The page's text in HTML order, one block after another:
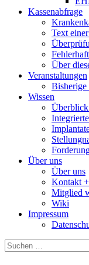
Kassenabfrage
Text
Über
Veranstaltungen
Wissen
Überblick
Über uns
Über uns
Kontakt
Mitglied
Wiki
Impressum
Suchen
nach: